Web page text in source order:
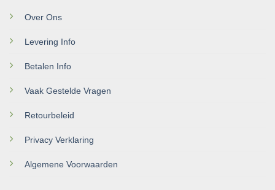
Over Ons
Levering Info
Betalen Info
Vaak Gestelde Vragen
Retourbeleid
Privacy Verklaring
Algemene Voorwaarden